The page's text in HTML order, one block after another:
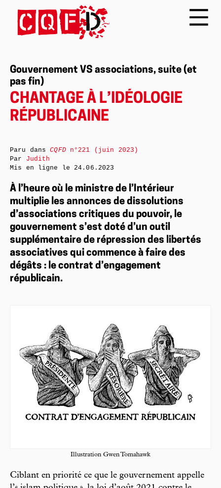
Gouvernement VS associations, suite (et
pas fin)
CHANTAGE À L’IDÉOLOGIE
RÉPUBLICAINE
À l’heure où le ministre de l’Intérieur
multiplie les annonces de dissolutions
d’associations critiques du pouvoir, le
gouvernement s’est doté d’un outil
supplémentaire de répression des libertés
associatives qui commence à faire des
dégâts : le contrat d’engagement
républicain.
Illustration Gwen Tomahawk
Ciblant en priorité ce que le gouvernement appelle
Paru dansCQFDn°221 (juin 2023)
Par Judith
Mis en ligne le 24.06.2023